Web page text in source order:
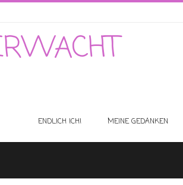
ENDLICH ICH! MEINE GEDANKEN